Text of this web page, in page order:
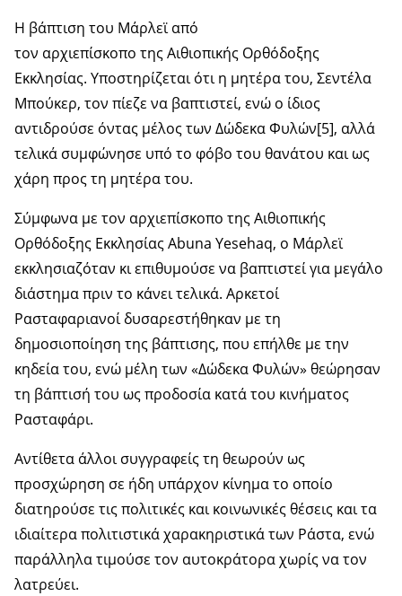
Η βάπτιση του Μάρλεϊ από
τον αρχιεπίσκοπο της Αιθιοπικής Ορθόδοξης
Εκκλησίας. Υποστηρίζεται ότι η μητέρα του, Σεντέλα
Μπούκερ, τον πίεζε να βαπτιστεί, ενώ ο ίδιος
αντιδρούσε όντας μέλος των Δώδεκα Φυλών[5], αλλά
τελικά συμφώνησε υπό το φόβο του θανάτου και ως
χάρη προς τη μητέρα του.
Σύμφωνα με τον αρχιεπίσκοπο της Αιθιοπικής
Ορθόδοξης Εκκλησίας Abuna Yesehaq, ο Μάρλεϊ
εκκλησιαζόταν κι επιθυμούσε να βαπτιστεί για μεγάλο
διάστημα πριν το κάνει τελικά. Αρκετοί
Ρασταφαριανοί δυσαρεστήθηκαν με τη
δημοσιοποίηση της βάπτισης, που επήλθε με την
κηδεία του, ενώ μέλη των «Δώδεκα Φυλών» θεώρησαν
τη βάπτισή του ως προδοσία κατά του κινήματος
Ρασταφάρι.
Αντίθετα άλλοι συγγραφείς τη θεωρούν ως
προσχώρηση σε ήδη υπάρχον κίνημα το οποίο
διατηρούσε τις πολιτικές και κοινωνικές θέσεις και τα
ιδιαίτερα πολιτιστικά χαρακηριστικά των Ράστα, ενώ
παράλληλα τιμούσε τον αυτοκράτορα χωρίς να τον
λατρεύει.